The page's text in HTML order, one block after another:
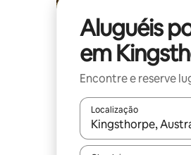
Aluguéis
em
Encontre e reserve
Localização
Quando os